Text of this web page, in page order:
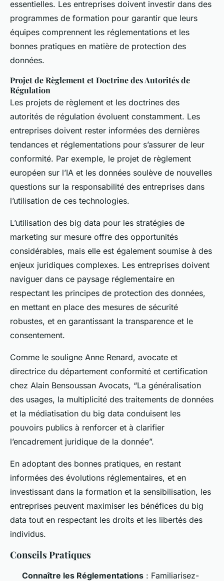
essentielles. Les entreprises doivent investir dans des
programmes de formation pour garantir que leurs
équipes comprennent les réglementations et les
bonnes pratiques en matière de protection des
données.
Projet de Règlement et Doctrine des Autorités de
Régulation
Les projets de règlement et les doctrines des
autorités de régulation évoluent constamment. Les
entreprises doivent rester informées des dernières
tendances et réglementations pour s’assurer de leur
conformité. Par exemple, le projet de règlement
européen sur l’IA et les données soulève de nouvelles
questions sur la responsabilité des entreprises dans
l’utilisation de ces technologies.
L’utilisation des big data pour les stratégies de
marketing sur mesure offre des opportunités
considérables, mais elle est également soumise à des
enjeux juridiques complexes. Les entreprises doivent
naviguer dans ce paysage réglementaire en
respectant les principes de protection des données,
en mettant en place des mesures de sécurité
robustes, et en garantissant la transparence et le
consentement.
Comme le souligne Anne Renard, avocate et
directrice du département conformité et certification
chez Alain Bensoussan Avocats, “La généralisation
des usages, la multiplicité des traitements de données
et la médiatisation du big data conduisent les
pouvoirs publics à renforcer et à clarifier
l’encadrement juridique de la donnée”.
En adoptant des bonnes pratiques, en restant
informées des évolutions réglementaires, et en
investissant dans la formation et la sensibilisation, les
entreprises peuvent maximiser les bénéfices du big
data tout en respectant les droits et les libertés des
individus.
Conseils Pratiques
Connaître les Réglementations : Familiarisez-